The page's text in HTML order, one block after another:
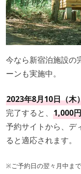
今なら新宿泊施設の
ーンも実施中。
2023年8月10日（木
完了すると、 1,000
予約サイトから、デ
ると適応されます。
※ご予約日の翌々月中ま